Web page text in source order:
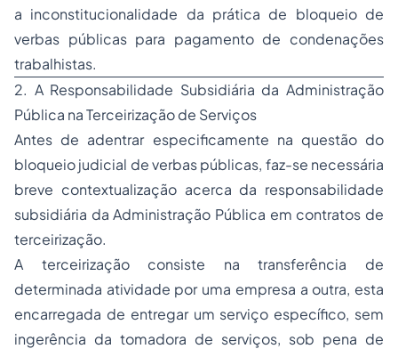
a inconstitucionalidade da prática de bloqueio de
verbas públicas para pagamento de condenações
trabalhistas.
2. A Responsabilidade Subsidiária da Administração
Pública na Terceirização de Serviços
Antes de adentrar especificamente na questão do
bloqueio judicial de verbas públicas, faz-se necessária
breve contextualização acerca da responsabilidade
subsidiária da Administração Pública em contratos de
terceirização.
A terceirização consiste na transferência de
determinada atividade por uma empresa a outra, esta
encarregada de entregar um serviço específico, sem
ingerência da tomadora de serviços, sob pena de